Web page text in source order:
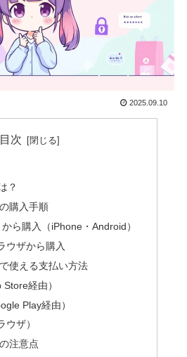
2025.09.10
目次
？
購入手順
ら購入（iPhone・Android）
ウザから購入
使える支払い方法
経由）
Play経由）
ウザ）
注意点